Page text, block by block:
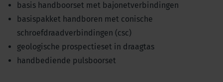
basis handboorset met bajonetverbindingen
basispakket handboren met conische
schroefdraadverbindingen (csc)
geologische prospectieset in draagtas
handbediende pulsboorset